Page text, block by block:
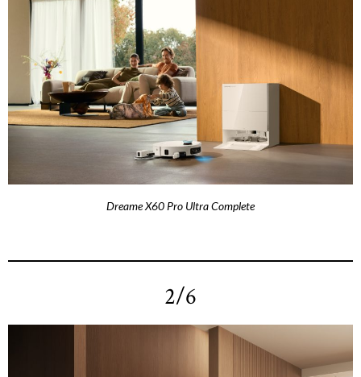
Dreame X60 Pro Ultra Complete
2/6